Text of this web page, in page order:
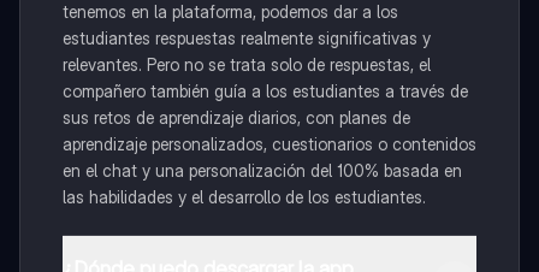
tenemos en la plataforma, podemos dar a los
estudiantes respuestas realmente significativas y
relevantes. Pero no se trata solo de respuestas, el
compañero también guía a los estudiantes a través de
sus retos de aprendizaje diarios, con planes de
aprendizaje personalizados, cuestionarios o contenidos
en el chat y una personalización del 100% basada en
las habilidades y el desarrollo de los estudiantes.